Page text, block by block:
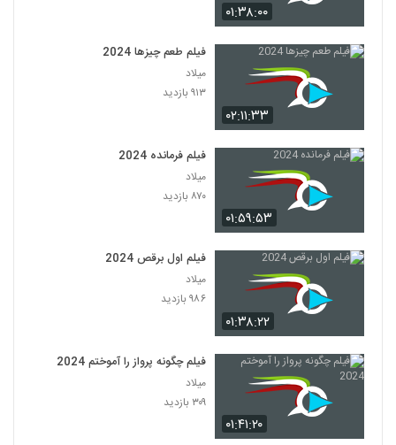
۰۱:۳۸:۰۰
۰۲:۱۱:۳۳
فیلم طعم چیزها 2024
میلاد
۹۱۳ بازدید
۰۱:۵۹:۵۳
فیلم فرمانده 2024
میلاد
۸۷۰ بازدید
۰۱:۳۸:۲۲
فیلم اول برقص 2024
میلاد
۹۸۶ بازدید
۰۱:۴۱:۲۰
فیلم چگونه پرواز را آموختم 2024
میلاد
۳۰۹ بازدید